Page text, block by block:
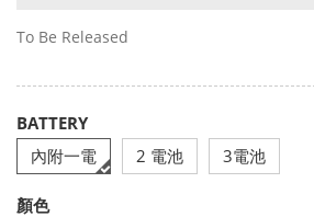
To Be Released
BATTERY
內附一電
2 電池 3電池
顏色